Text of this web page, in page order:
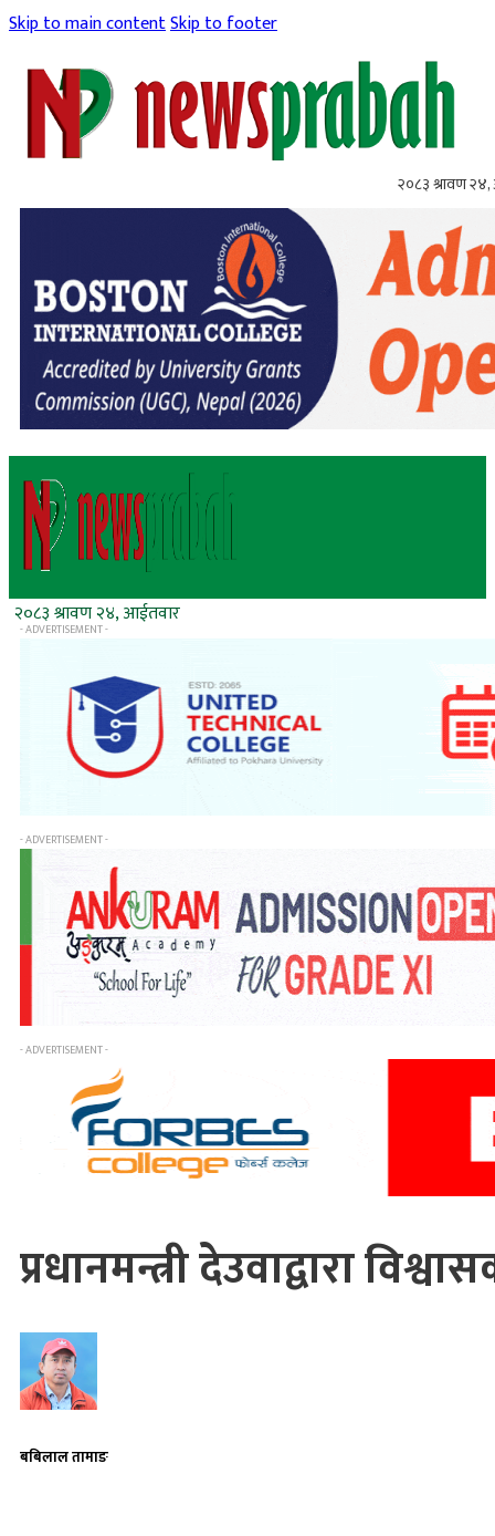
Skip to main contentSkip to footer
२०८३ श्रावण
२०८३ श्रावण २४, आईतवार
- ADVERTISEMENT -
- ADVERTISEMENT -
- ADVERTISEMENT -
प्रधानमन्त्री देउवाद्वारा
बबिलाल तामाङ